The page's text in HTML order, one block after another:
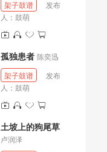
架子鼓谱
发布
人： 鼓萌
孤独患者 陈奕迅
架子鼓谱
发布
人： 鼓萌
土坡上的狗尾草
卢润泽